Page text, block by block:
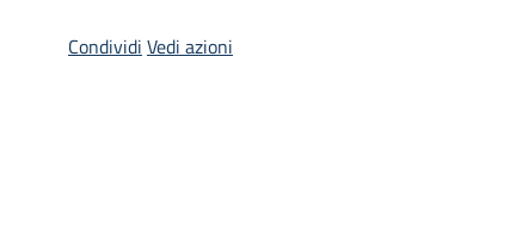
Condividi Vedi azioni